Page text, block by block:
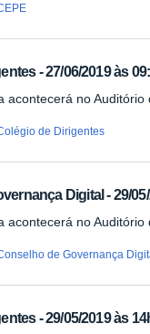
- 27/06/2019 às
acontecerá no
de Dirigentes
Digital - 29/
acontecerá no
de Governança
- 29/05/2019 às